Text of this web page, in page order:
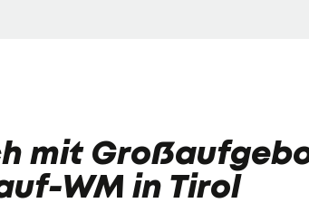
mit
WM in Tirol